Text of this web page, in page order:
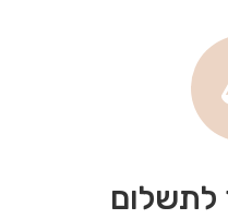
לתשלום